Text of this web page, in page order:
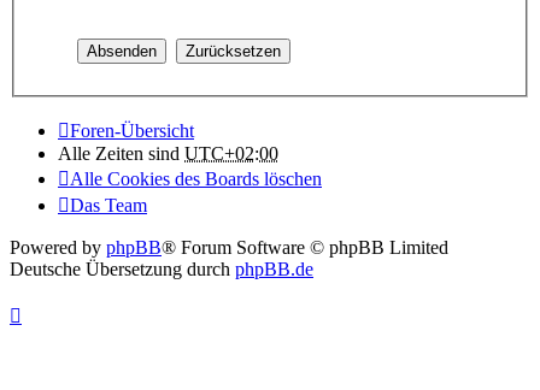
Foren-Übersicht
Alle Zeiten sind UTC+02:00
Alle Cookies des Boards löschen
Das Team
Powered by phpBB® Forum Software © phpBB Limited
Deutsche Übersetzung durch phpBB.de